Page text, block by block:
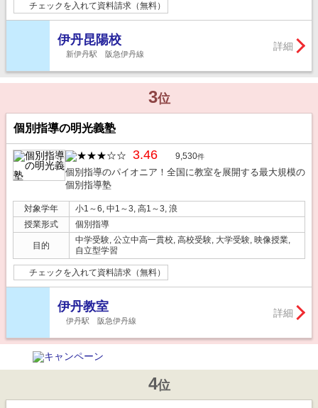
チェックを入れて資料請求（無料）
伊丹昆陽校
新伊丹駅 阪急伊丹線
詳細
3位
個別指導の明光義塾
3.46 9,530件
個別指導のパイオニア！全国に教室を展開する最大規模の
個別指導塾
対象学年
小1～6, 中1～3, 高1～3, 浪
授業形式
個別指導
目的
中学受験, 公立中高一貫校, 高校受験, 大学受験, 映像授業,
自立型学習
チェックを入れて資料請求（無料）
伊丹教室
伊丹駅 阪急伊丹線
詳細
4位